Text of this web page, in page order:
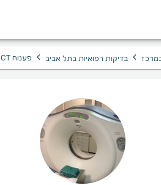
› בדיקות רפואיות בתל אביב › פענוח CT